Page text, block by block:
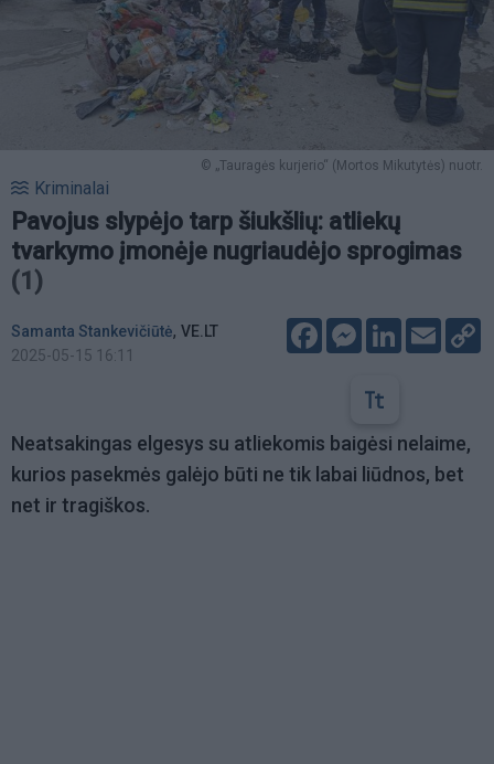
© „Tauragės kurjerio“ (Mortos Mikutytės) nuotr.
Kriminalai
Pavojus slypėjo tarp šiukšlių: atliekų
tvarkymo įmonėje nugriaudėjo sprogimas
(1)
Samanta Stankevičiūtė, VE.LT
2025-05-15 16:11
FacebookMessenger
LinkedIn
Email
Neatsakingas elgesys su atliekomis baigėsi nelaime,
kurios pasekmės galėjo būti ne tik labai liūdnos, bet
net ir tragiškos.